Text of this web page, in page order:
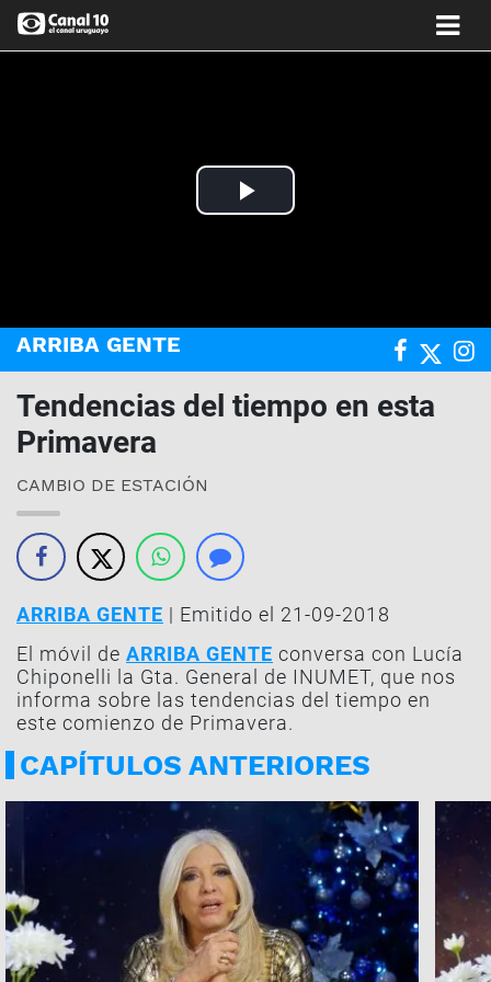
Play
ARRIBA GENTE
Tendencias del tiempo en esta
Primavera
CAMBIO DE ESTACIÓN
ARRIBA GENTE | Emitido el 21-09-2018
El móvil de ARRIBA GENTE conversa con Lucía
Chiponelli la Gta. General de INUMET, que nos
informa sobre las tendencias del tiempo en
este comienzo de Primavera.
CAPÍTULOS ANTERIORES